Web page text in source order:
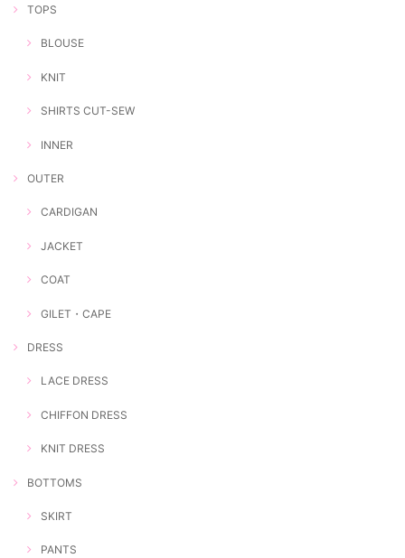
TOPS
BLOUSE
KNIT
SHIRTS CUT-SEW
INNER
OUTER
CARDIGAN
JACKET
COAT
GILET・CAPE
DRESS
LACE DRESS
CHIFFON DRESS
KNIT DRESS
BOTTOMS
SKIRT
PANTS